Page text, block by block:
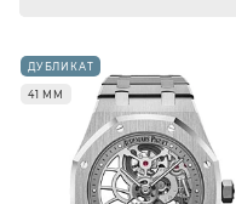
ДУБЛИКАТ
41 ММ